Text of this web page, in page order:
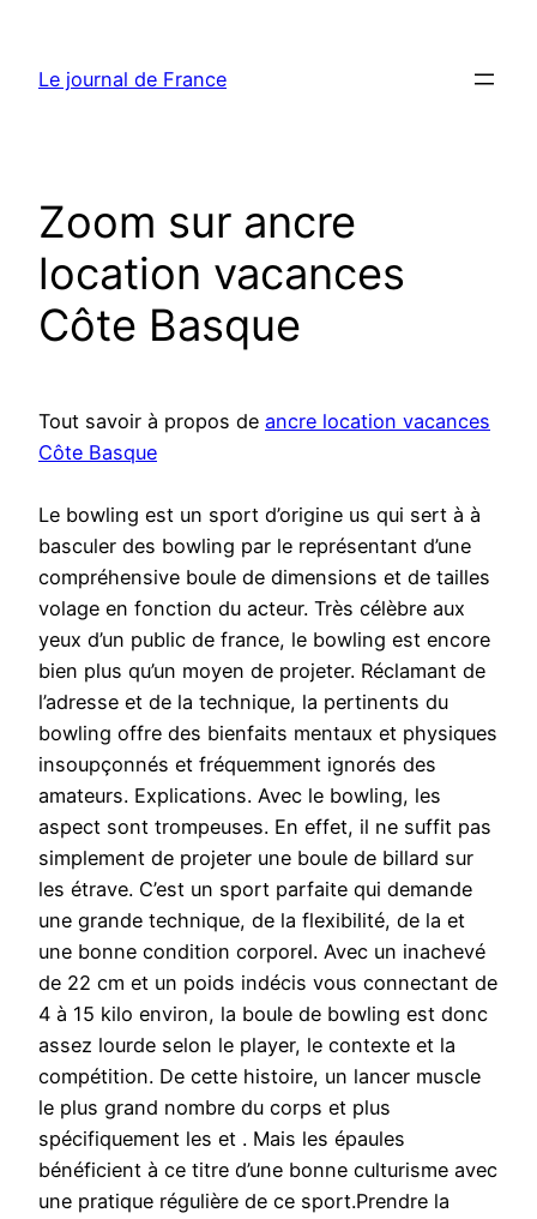
contenu
Le journal de France
Zoom sur ancre
location vacances
Côte Basque
Tout savoir à propos de ancre location vacances
Côte Basque
Le bowling est un sport d’origine us qui sert à à
basculer des bowling par le représentant d’une
compréhensive boule de dimensions et de tailles
volage en fonction du acteur. Très célèbre aux
yeux d’un public de france, le bowling est encore
bien plus qu’un moyen de projeter. Réclamant de
l’adresse et de la technique, la pertinents du
bowling offre des bienfaits mentaux et physiques
insoupçonnés et fréquemment ignorés des
amateurs. Explications. Avec le bowling, les
aspect sont trompeuses. En effet, il ne suffit pas
simplement de projeter une boule de billard sur
les étrave. C’est un sport parfaite qui demande
une grande technique, de la flexibilité, de la et
une bonne condition corporel. Avec un inachevé
de 22 cm et un poids indécis vous connectant de
4 à 15 kilo environ, la boule de bowling est donc
assez lourde selon le player, le contexte et la
compétition. De cette histoire, un lancer muscle
le plus grand nombre du corps et plus
spécifiquement les et . Mais les épaules
bénéficient à ce titre d’une bonne culturisme avec
une pratique régulière de ce sport.Prendre la